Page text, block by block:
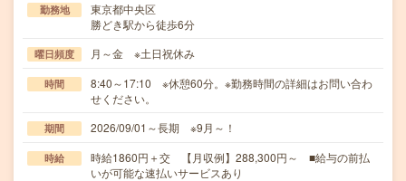
勤務地
東京都中央区
勝どき駅から徒歩6分
曜日頻度 月～金 ※土日祝休み
時間
8:40～17:10 ※休憩60分。※勤務時間の詳細はお問い合わ
せください。
期間 2026/09/01～長期 ※9月～！
時給
時給1860円＋交 【月収例】288,300円～ ■給与の前払
いが可能な速払いサービスあり